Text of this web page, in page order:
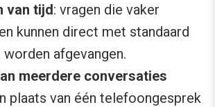
van tijd: vragen die vaker
kunnen direct met standaard
afgevangen.
meerdere conversaties
plaats van één telefoongesprek